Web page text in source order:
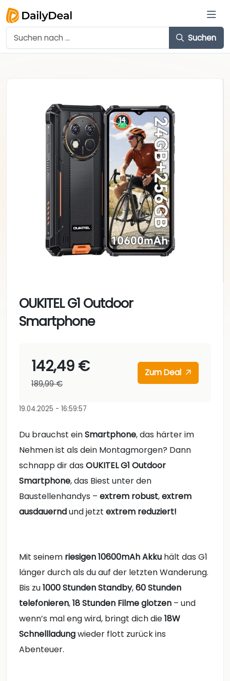
Suchen
OUKITEL G1 Outdoor
Smartphone
142,49 €
189,99 €
Zum Deal
19.04.2025 - 16:59:57
Du brauchst einSmartphone, das härter im
Nehmen ist als dein Montagmorgen? Dann
schnapp dir das OUKITEL G1 Outdoor
Smartphone, das Biest unter den
Baustellenhandys – extrem robust,extrem
ausdauerndund jetzt extrem reduziert!
Mit seinem riesigen 10600mAh Akku hält das G1
länger durch als du auf der letzten Wanderung.
Bis zu1000 Stunden Standby,60 Stunden
telefonieren,18 Stunden Filme glotzen – und
wenn’s mal eng wird, bringt dich die18W
Schnellladungwieder flott zurück ins
Abenteuer.